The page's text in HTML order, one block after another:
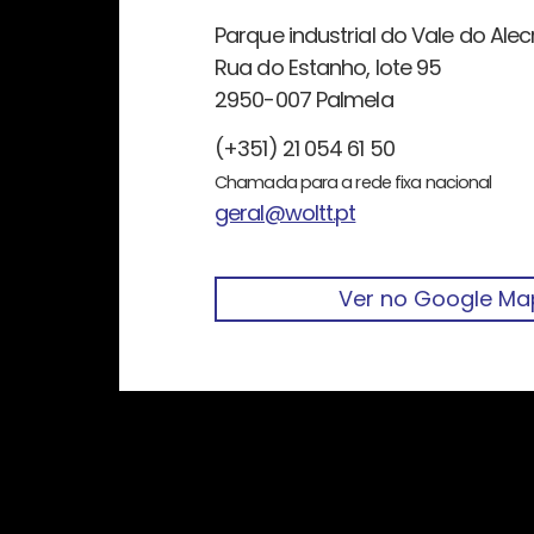
Parque industrial do Vale do
Rua do Estanho, lote 95
2950-007 Palmela
(+351) 21 054 61 50
Chamada para a rede fixa nacional
geral@woltt.pt
Ver no Google